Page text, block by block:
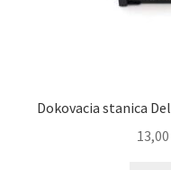
Dokovacia stanica
13,00